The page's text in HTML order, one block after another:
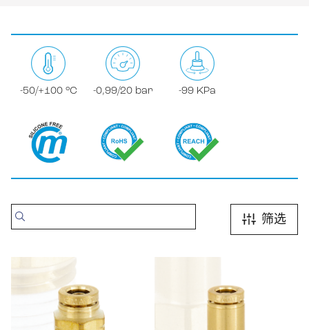
-50/+100 °C -0,99/20 bar -99 KPa
筛选